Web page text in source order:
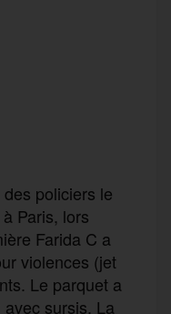
policiers le
Paris, lors
Farida C a
violences (jet
Le parquet a
sursis. La